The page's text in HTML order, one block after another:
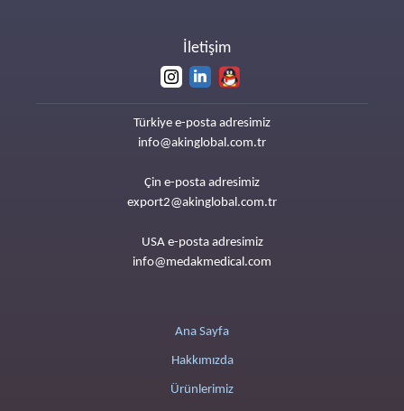
İletişim
Türkiye e-posta adresimiz
info@akinglobal.com.tr
Çin e-posta adresimiz
export2@akinglobal.com.tr
USA e-posta adresimiz
info@medakmedical.com
Ana Sayfa
Hakkımızda
Ürünlerimiz